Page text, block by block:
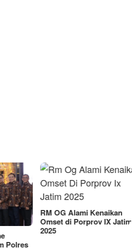
Jatim
Manjakan Pelanggan,